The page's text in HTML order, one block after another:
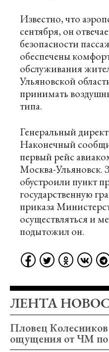
Известно, что
сентября, он
безопасности
обеспечены
обслуживания
Ульяновской
принимать
типа.
Генеральный
Наконечный
первый рейс
Москва-Ульяновск.
обустроили пункт
государственную
приказа
осуществляться и
подытожил он.
ЛЕНТА
Пловец
ощущения от ЧМ по